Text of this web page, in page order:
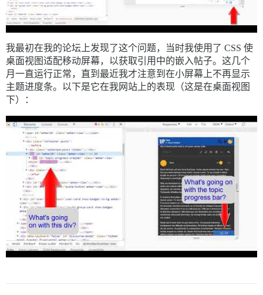
我最初在我的论坛上发现了这个问题，当时我使用了 CSS 使
桌面视图适配移动屏幕，以获取引用中的嵌入帖子。这几个
月一直运行正常，直到最近我才注意到在小屏幕上不再显示
主题进度条。以下是它在我网站上的表现（这是在桌面视图
下）：